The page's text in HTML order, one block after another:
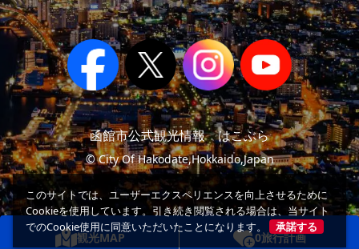
観光MAP 0旅行計画
函館市公式観光情報 はこぶら
© City Of Hakodate,Hokkaido,Japan
このサイトでは、ユーザーエクスペリエンスを向上させるために
Cookieを使用しています。引き続き閲覧される場合は、当サイト
でのCookie使用に同意いただいたことになります。
承諾する